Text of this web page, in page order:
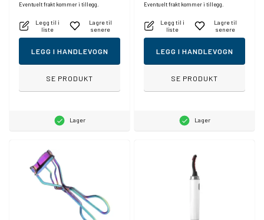
Eventuelt frakt kommer i tillegg.
Legg til i
liste
Lagre til
senere
LEGG I HANDLEVOGN
SE PRODUKT
Lager
Eventuelt frakt kommer i tillegg.
Legg til i
liste
Lagre til
senere
LEGG I HANDLEVOGN
SE PRODUKT
Lager